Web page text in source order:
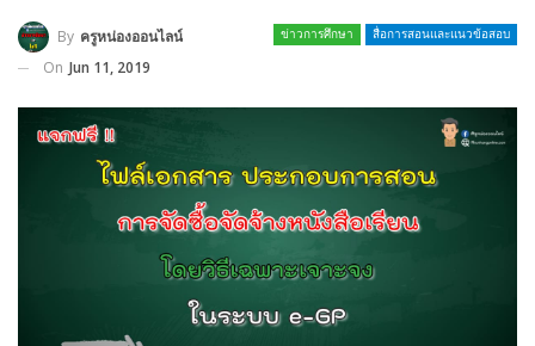
ข่าวการศึกษา สื่อการสอนและแนวข้อสอบ
By ครูหน่องออนไลน์
On Jun 11, 2019